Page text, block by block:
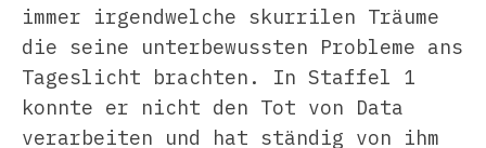
immer irgendwelche skurrilen Träume
die seine unterbewussten Probleme ans
Tageslicht brachten. In Staffel 1
konnte er nicht den Tot von Data
verarbeiten und hat ständig von ihm